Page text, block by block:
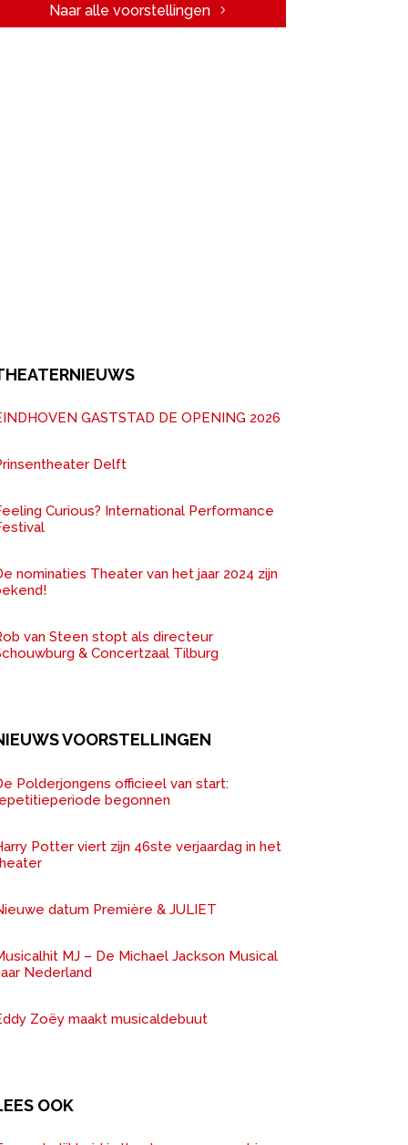
Naar alle voorstellingen
GASTSTAD DE OPENING 2026
Delft
Curious? International Performance
nominaties Theater van het jaar 2024 zijn
van Steen stopt als directeur
& Concertzaal Tilburg
VOORSTELLINGEN
Polderjongens officieel van start:
begonnen
Potter viert zijn 46ste verjaardag in het
datum Première & JULIET
MJ – De Michael Jackson Musical
Nederland
Zoëy maakt musicaldebuut
OOK